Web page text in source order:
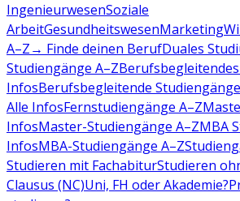
IngenieurwesenSoziale
ArbeitGesundheitswesenMarketing
A–Z→ Finde deinen BerufDuales
Studiengänge A–Z
InfosBerufsbegleitende
Alle InfosFernstudiengänge A–Z
InfosMaster-Studiengänge A–ZMBA
InfosMBA-Studiengänge A–Z
Studieren mit FachabiturStudieren
Clausus (NC)Uni, FH oder Akademie?